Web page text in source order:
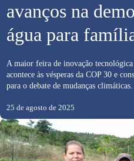
avanços na
água para
A maior feira de inovação
acontece às vésperas da COP 30 e
para o debate de mudanças climáticas.
25 de agosto de 2025